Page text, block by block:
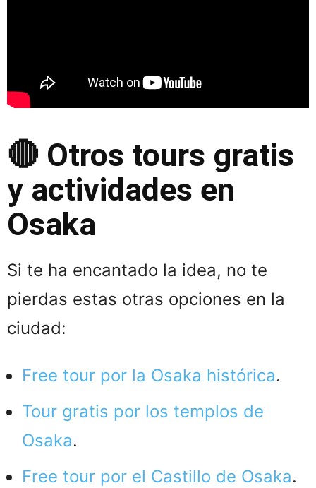
🔴 Otros tours gratis
y actividades en
Osaka
Si te ha encantado la idea, no te
pierdas estas otras opciones en la
ciudad:
Free tour por la Osaka histórica.
Tour gratis por los templos de
Osaka.
Free tour por el Castillo de Osaka.